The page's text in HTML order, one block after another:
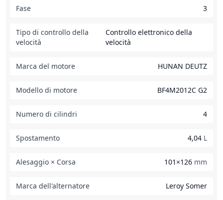
Fase 3
Tipo di controllo della
velocità
Controllo elettronico della
velocità
Marca del motore HUNAN DEUTZ
Modello di motore BF4M2012C G2
Numero di cilindri 4
Spostamento 4,04 L
Alesaggio × Corsa 101×126 mm
Marca dell'alternatore Leroy Somer